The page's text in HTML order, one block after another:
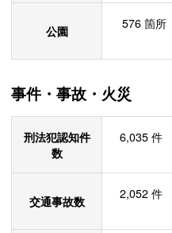
公園 576 箇所
事件・事故・火災
刑法犯認知件
数
6,035 件
交通事故数 2,052 件